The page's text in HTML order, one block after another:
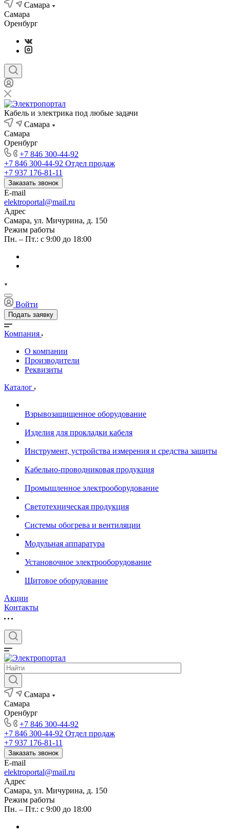
Самара
Самара
Оренбург
Кабель и электрика под любые задачи
Самара
Самара
Оренбург
+7 846 300-44-92
+7 846 300-44-92 Отдел продаж
+7 937 176-81-11
Заказать звонок
E-mail
elektroportal@mail.ru
Адрес
Самара, ул. Мичурина, д. 150
Режим работы
Пн. – Пт.: с 9:00 до 18:00
Войти
Подать заявку
Компания
О компании
Производители
Реквизиты
Каталог
Взрывозащищенное оборудование
Изделия для прокладки кабеля
Инструмент, устройства измерения и средства защиты
Кабельно-проводниковая продукция
Промышленное электрооборудование
Светотехническая продукция
Системы обогрева и вентиляции
Модульная аппаратура
Установочное электрооборудование
Щитовое оборудование
Акции
Контакты
Самара
Самара
Оренбург
+7 846 300-44-92
+7 846 300-44-92 Отдел продаж
+7 937 176-81-11
Заказать звонок
E-mail
elektroportal@mail.ru
Адрес
Самара, ул. Мичурина, д. 150
Режим работы
Пн. – Пт.: с 9:00 до 18:00